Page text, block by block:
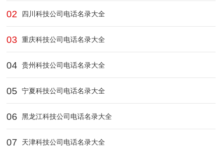
02 四川科技公司电话名录大全
03 重庆科技公司电话名录大全
04 贵州科技公司电话名录大全
05 宁夏科技公司电话名录大全
06 黑龙江科技公司电话名录大全
07 天津科技公司电话名录大全